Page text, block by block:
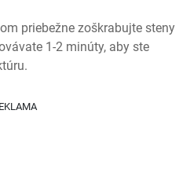
priebežne zoškrabujte steny
1-2 minúty, aby ste